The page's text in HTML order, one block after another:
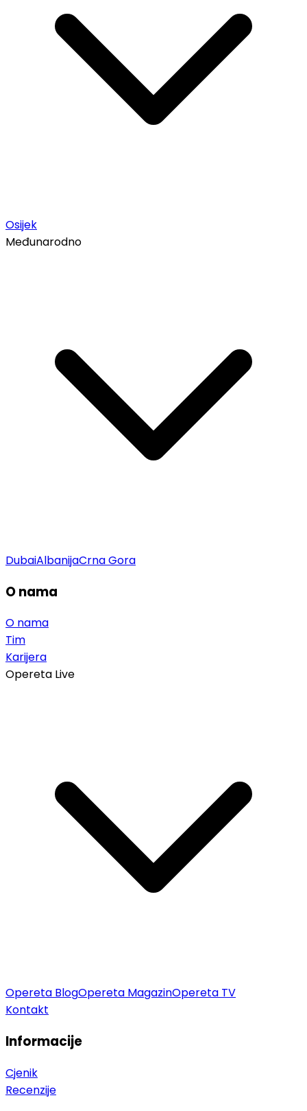
Osijek
Međunarodno
DubaiAlbanijaCrna Gora
O nama
O nama
Tim
Karijera
Opereta Live
Opereta BlogOpereta MagazinOpereta TV
Kontakt
Informacije
Cjenik
Recenzije